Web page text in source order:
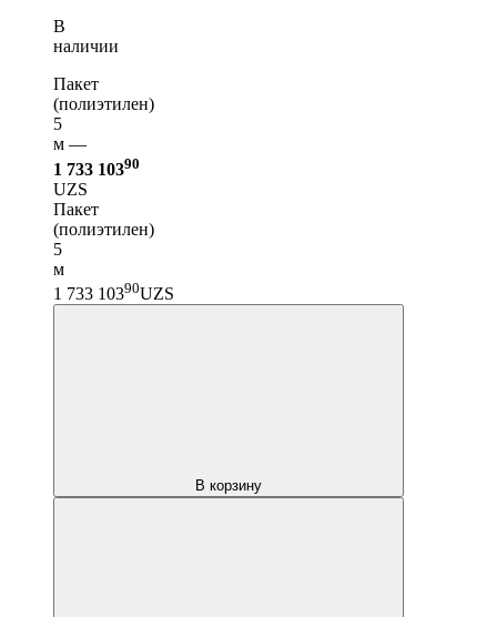
В
наличии
Пакет
(полиэтилен)
5
м —
1 733 10390
UZS
Пакет
(полиэтилен)
5
м
1 733 10390UZS
В корзину